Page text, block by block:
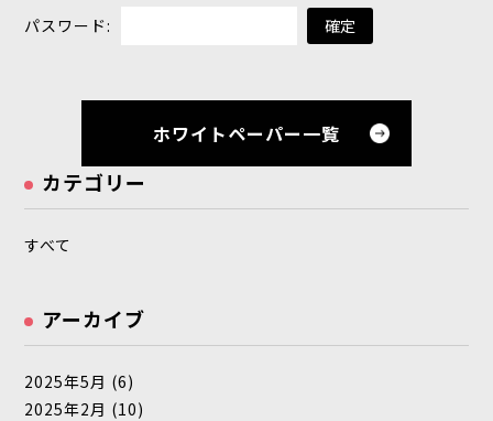
パスワード:
ホワイトペーパー一覧
カテゴリー
すべて
アーカイブ
2025年5月 (6)
2025年2月 (10)